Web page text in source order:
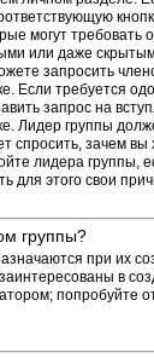
могут требовать
или даже
запросить
Если требуется
запрос на
Лидер группы
спросить, зачем
лидера группы,
для этого свои
группы?
при их
в
попробуйте